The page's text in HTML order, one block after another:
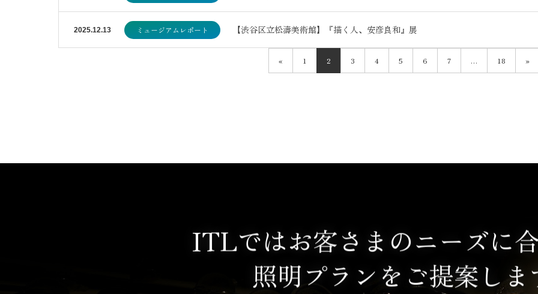
2025.12.13 ミュージアムレポート 【渋谷区立松濤美術館】『描く人、安彦良和』展
« 1 2 3 4 5 6 7 … 18 »
ITLではお客さまのニーズに
照明プランをご提案しま